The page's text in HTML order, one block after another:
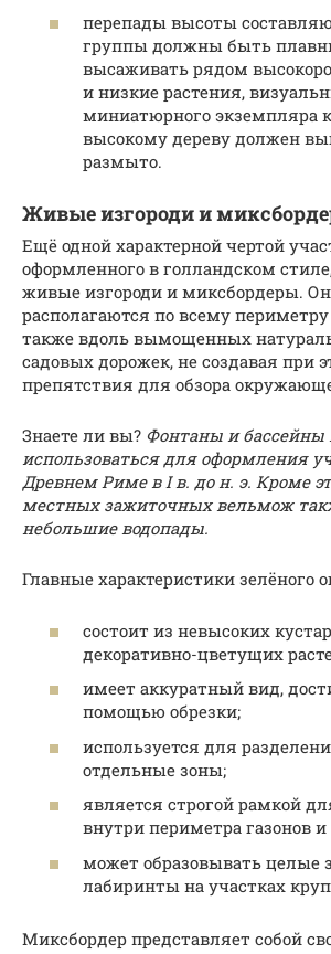
перепады высоты
группы должны быть
высаживать рядом
и низкие растения,
миниатюрного экземпляра
высокому дереву должен
размыто.
Живые изгороди и
Ещё одной характерной чертой
оформленного в голландском
живые изгороди и миксбордеры.
располагаются по всему
также вдоль вымощенных
садовых дорожек, не создавая при
препятствия для обзора
Знаете ли вы? Фонтаны и бассейны
использоваться для оформления
Древнем Риме в I в. до н. э. Кроме
местных зажиточных вельмож
небольшие водопады.
Главные характеристики зелёного
состоит из невысоких
декоративно-цветущих
имеет аккуратный вид,
помощью обрезки;
используется для
отдельные зоны;
является строгой рамкой
внутри периметра газонов
может образовывать целые
лабиринты на участках
Миксбордер представляет собой